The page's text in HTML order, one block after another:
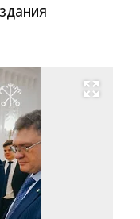
Развернуть на весь экран